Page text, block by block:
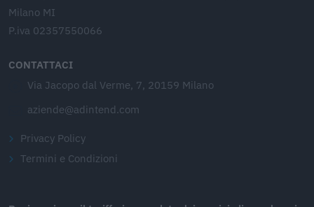
Milano MI
P.iva 02357550066
CONTATTACI
Via Jacopo dal Verme, 7, 20159 Milano
aziende@adintend.com
Privacy Policy
Termini e Condizioni